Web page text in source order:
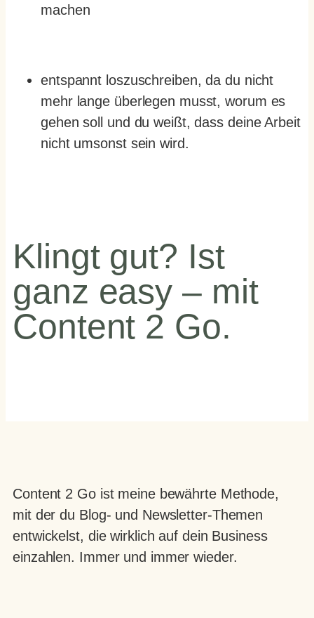
machen
entspannt loszuschreiben, da du nicht
mehr lange überlegen musst, worum es
gehen soll und du weißt, dass deine Arbeit
nicht umsonst sein wird.
Klingt gut? Ist
ganz easy – mit
Content 2 Go.
Content 2 Go ist meine bewährte Methode,
mit der du Blog- und Newsletter-Themen
entwickelst, die wirklich auf dein Business
einzahlen. Immer und immer wieder.